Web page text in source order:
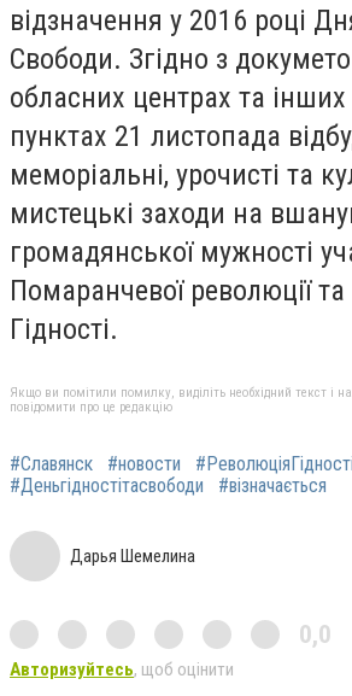
відзначення у 2016 році
Свободи. Згідно з
обласних центрах та
пунктах 21 листопада
меморіальні, урочисті та
мистецькі заходи на
громадянської мужності
Помаранчевої революції та
Гідності.
Якщо ви помітили помилку, виділіть необхідний текст і
повідомити про це редакцію
#Славянск #новости #РеволюціяГідності
#Деньгідностітасвободи
#візначається
Дарья Шемелина
0,0
Авторизуйтесь, щоб оцінити